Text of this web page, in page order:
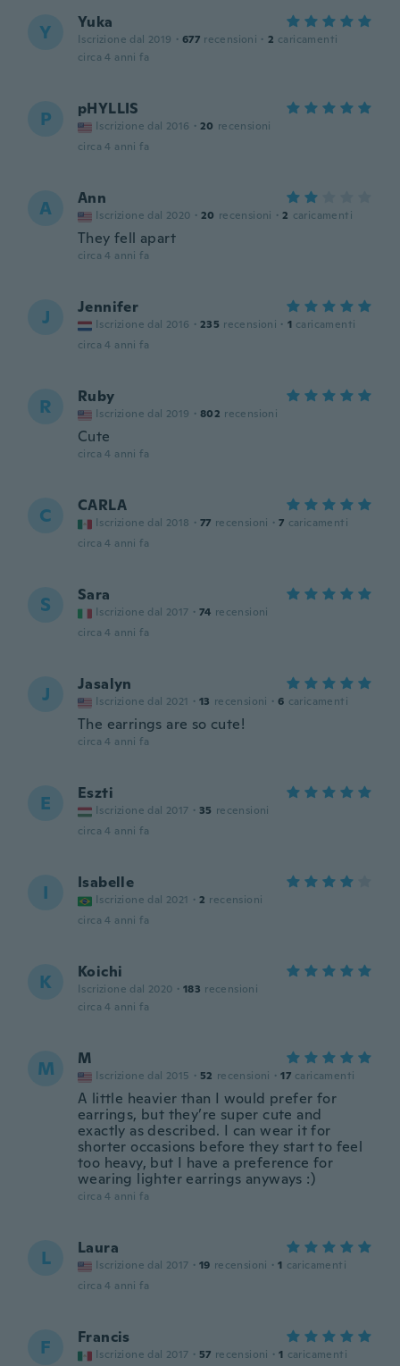
Y Yuka
Iscrizione dal 2019 · 677 recensioni · 2 caricamenti
circa 4 anni fa
P pHYLLIS
Iscrizione dal 2016 · 20 recensioni
circa 4 anni fa
A Ann
Iscrizione dal 2020 · 20 recensioni · 2 caricamenti
They fell apart
circa 4 anni fa
J Jennifer
Iscrizione dal 2016 · 235 recensioni · 1 caricamenti
circa 4 anni fa
R Ruby
Iscrizione dal 2019 · 802 recensioni
Cute
circa 4 anni fa
C CARLA
Iscrizione dal 2018 · 77 recensioni · 7 caricamenti
circa 4 anni fa
S Sara
Iscrizione dal 2017 · 74 recensioni
circa 4 anni fa
J Jasalyn
Iscrizione dal 2021 · 13 recensioni · 6 caricamenti
The earrings are so cute!
circa 4 anni fa
E Eszti
Iscrizione dal 2017 · 35 recensioni
circa 4 anni fa
I Isabelle
Iscrizione dal 2021 · 2 recensioni
circa 4 anni fa
K Koichi
Iscrizione dal 2020 · 183 recensioni
circa 4 anni fa
M M
Iscrizione dal 2015 · 52 recensioni · 17 caricamenti
A little heavier than I would prefer for
earrings, but they’re super cute and
exactly as described. I can wear it for
shorter occasions before they start to feel
too heavy, but I have a preference for
wearing lighter earrings anyways :)
circa 4 anni fa
L Laura
Iscrizione dal 2017 · 19 recensioni · 1 caricamenti
circa 4 anni fa
F Francis
Iscrizione dal 2017 · 57 recensioni · 1 caricamenti